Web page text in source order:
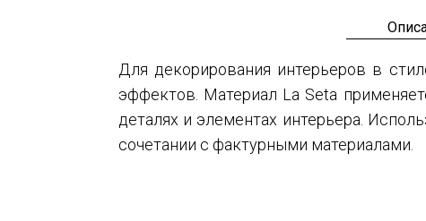
Для декорирования интерьеров в
эффектов. Материал La Seta
деталях и элементах интерьера.
сочетании с фактурными материалами.